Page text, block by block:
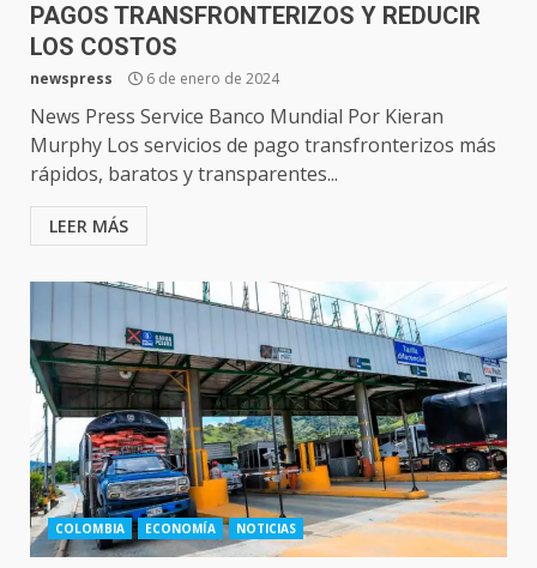
PAGOS TRANSFRONTERIZOS Y REDUCIR
LOS COSTOS
newspress 6 de enero de 2024
News Press Service Banco Mundial Por Kieran
Murphy Los servicios de pago transfronterizos más
rápidos, baratos y transparentes...
LEER MÁS
COLOMBIA ECONOMÍA NOTICIAS